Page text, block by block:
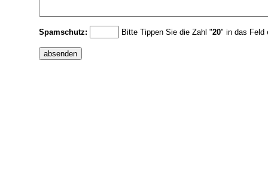
Spamschutz: Bitte Tippen Sie die Zahl "20" in das Feld